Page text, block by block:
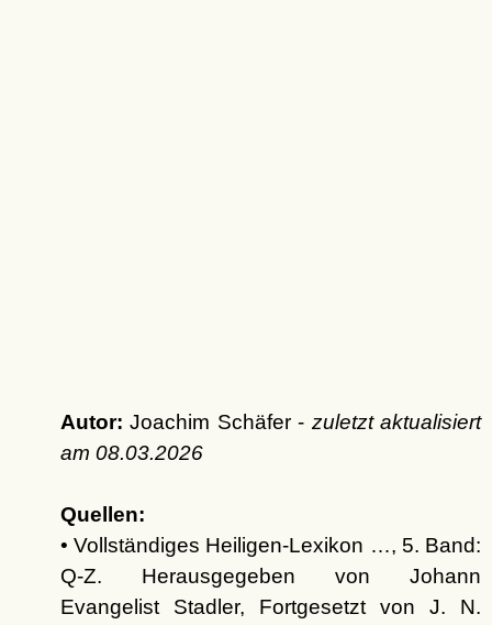
Autor: Joachim Schäfer - zuletzt aktualisiert
am 08.03.2026
Quellen:
• Vollständiges Heiligen-Lexikon …, 5. Band:
Q-Z. Herausgegeben von Johann
Evangelist Stadler, Fortgesetzt von J. N.